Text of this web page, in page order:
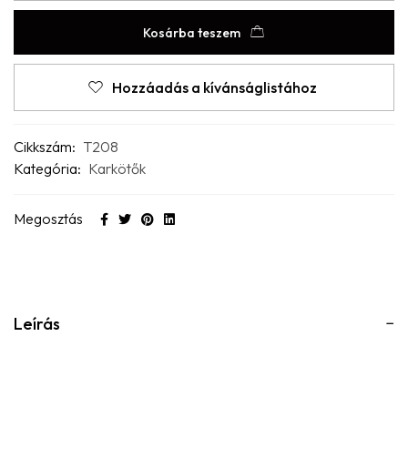
Kosárba teszem
Hozzáadás a kívánságlistához
Cikkszám: T208
Kategória: Karkötők
Megosztás
Leírás